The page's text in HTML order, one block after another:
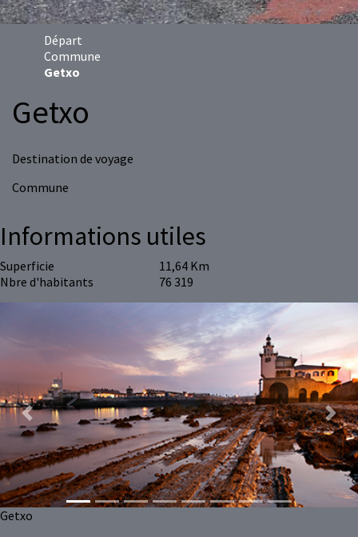
Départ
Commune
Getxo
Getxo
Destination de voyage
Commune
Informations utiles
Superficie
11,64 Km
Nbre d'habitants
76 319
Getxo
Previous Next